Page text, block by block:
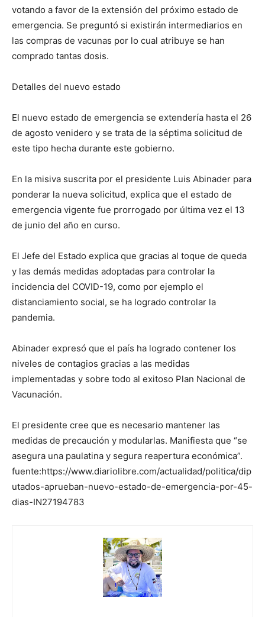
votando a favor de la extensión del próximo estado de
emergencia. Se preguntó si existirán intermediarios en
las compras de vacunas por lo cual atribuye se han
comprado tantas dosis.
Detalles del nuevo estado
El nuevo estado de emergencia se extendería hasta el 26
de agosto venidero y se trata de la séptima solicitud de
este tipo hecha durante este gobierno.
En la misiva suscrita por el presidente Luis Abinader para
ponderar la nueva solicitud, explica que el estado de
emergencia vigente fue prorrogado por última vez el 13
de junio del año en curso.
El Jefe del Estado explica que gracias al toque de queda
y las demás medidas adoptadas para controlar la
incidencia del COVID-19, como por ejemplo el
distanciamiento social, se ha logrado controlar la
pandemia.
Abinader expresó que el país ha logrado contener los
niveles de contagios gracias a las medidas
implementadas y sobre todo al exitoso Plan Nacional de
Vacunación.
El presidente cree que es necesario mantener las
medidas de precaución y modularlas. Manifiesta que “se
asegura una paulatina y segura reapertura económica”.
fuente:https://www.diariolibre.com/actualidad/politica/dip
utados-aprueban-nuevo-estado-de-emergencia-por-45-
dias-IN27194783